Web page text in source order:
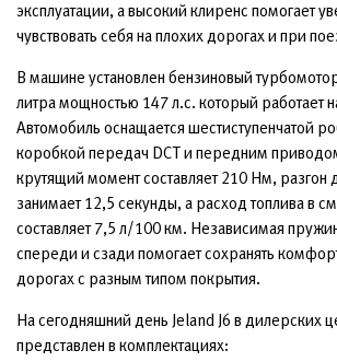
эксплуатации, а высокий клиренс помогает
чувствовать себя на плохих дорогах и при
В машине установлен бензиновый
литра мощностью 147 л.с. который работает
Автомобиль оснащается шестиступенчатой
коробкой передач DCT и передним
крутящий момент составляет 210 Нм, разгон
занимает 12,5 секунды, а расход топлива в
составляет 7,5 л/100 км. Независимая
спереди и сзади помогает сохранять
дорогах с разным типом покрытия.
На сегодняшний день Jeland J6 в дилерских
представлен в комплектациях: